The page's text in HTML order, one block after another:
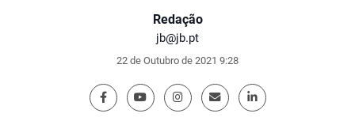
Redação
jb@jb.pt
22 de Outubro de 2021 9:28